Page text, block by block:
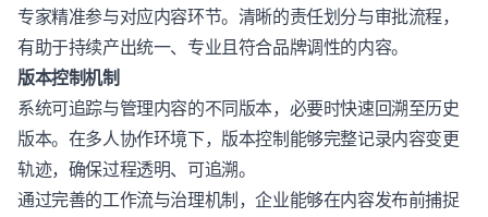
专家精准参与对应内容环节。清晰的责任划分与审批流程，
有助于持续产出统一、专业且符合品牌调性的内容。
版本控制机制
系统可追踪与管理内容的不同版本，必要时快速回溯至历史
版本。在多人协作环境下，版本控制能够完整记录内容变更
轨迹，确保过程透明、可追溯。
通过完善的工作流与治理机制，企业能够在内容发布前捕捉